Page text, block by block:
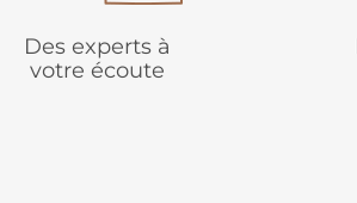
Des experts à
votre écoute